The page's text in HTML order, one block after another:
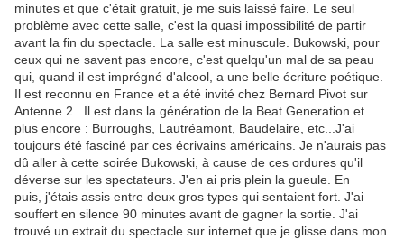
minutes et que c'était gratuit, je me suis laissé faire. Le seul
problème avec cette salle, c'est la quasi impossibilité de partir
avant la fin du spectacle. La salle est minuscule. Bukowski, pour
ceux qui ne savent pas encore, c'est quelqu'un mal de sa peau
qui, quand il est imprégné d'alcool, a une belle écriture poétique.
Il est reconnu en France et a été invité chez Bernard Pivot sur
Antenne 2. Il est dans la génération de la Beat Generation et
plus encore : Burroughs, Lautréamont, Baudelaire, etc...J'ai
toujours été fasciné par ces écrivains américains. Je n'aurais pas
dû aller à cette soirée Bukowski, à cause de ces ordures qu'il
déverse sur les spectateurs. J'en ai pris plein la gueule. En
puis, j'étais assis entre deux gros types qui sentaient fort. J'ai
souffert en silence 90 minutes avant de gagner la sortie. J'ai
trouvé un extrait du spectacle sur internet que je glisse dans mon